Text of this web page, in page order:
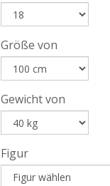
Größe von
Gewicht von
Figur